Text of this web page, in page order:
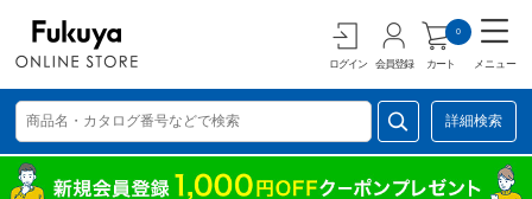
ログイン 会員登録 カート
0
メニュー
詳細検索